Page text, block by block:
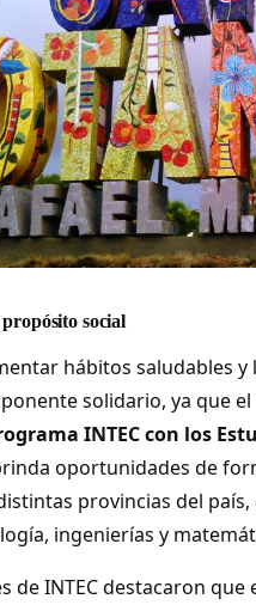
social
hábitos saludables y
solidario, ya que el
INTEC con los
oportunidades de
provincias del país,
ingenierías y
de INTEC destacaron